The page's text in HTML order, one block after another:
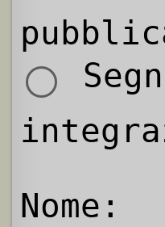
Nome: